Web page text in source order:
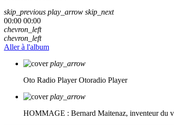
skip_previous play_arrow skip_next
00:00 00:00
chevron_left
chevron_left
Aller à l'album
play_arrow
Oto Radio Player Otoradio Player
play_arrow
HOMMAGE : Bernard Maitenaz, inventeur du